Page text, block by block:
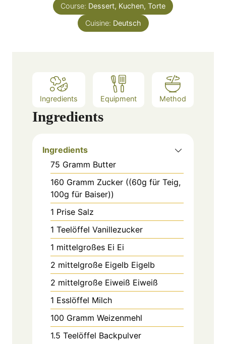
t
s
Course: Dessert, Kuchen, Torte
Cuisine: Deutsch
Ingredients Equipment Method
Ingredients
Ingredients
75 Gramm Butter
160 Gramm Zucker ((60g für Teig,
100g für Baiser))
1 Prise Salz
1 Teelöffel Vanillezucker
1 mittelgroßes Ei Ei
2 mittelgroße Eigelb Eigelb
2 mittelgroße Eiweiß Eiweiß
1 Esslöffel Milch
100 Gramm Weizenmehl
1.5 Teelöffel Backpulver